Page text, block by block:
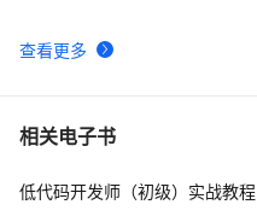
查看更多
相关电子书
低代码开发师（初级）实战教程